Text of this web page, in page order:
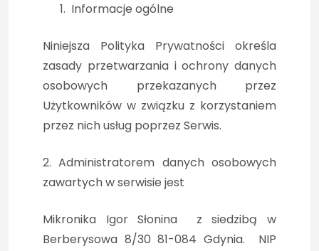
1. Informacje ogólne
Niniejsza Polityka Prywatności określa
zasady przetwarzania i ochrony danych
osobowych przekazanych przez
Użytkowników w związku z korzystaniem
przez nich usług poprzez Serwis.
2. Administratorem danych osobowych
zawartych w serwisie jest
Mikronika Igor Słonina z siedzibą w
Berberysowa 8/30 81-084 Gdynia. NIP